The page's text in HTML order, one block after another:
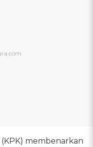
membenarkan